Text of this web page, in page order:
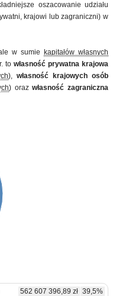
oszacowanie udziału
krajowi lub zagraniczni) w
w sumie
kapitałów własnych
to własność prywatna krajowa
),własność krajowych osób
) orazwłasność zagraniczna
562 607 396,89 zł 39,5%